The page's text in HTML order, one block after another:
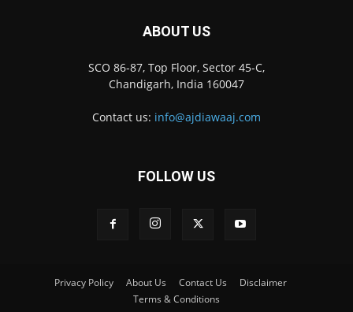
ABOUT US
SCO 86-87, Top Floor, Sector 45-C,
Chandigarh, India 160047
Contact us: info@ajdiawaaj.com
FOLLOW US
Privacy Policy About Us Contact Us
Disclaimer
Terms & Conditions